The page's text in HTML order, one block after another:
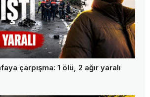
çarpışma: 1 ölü, 2 ağır yaralı